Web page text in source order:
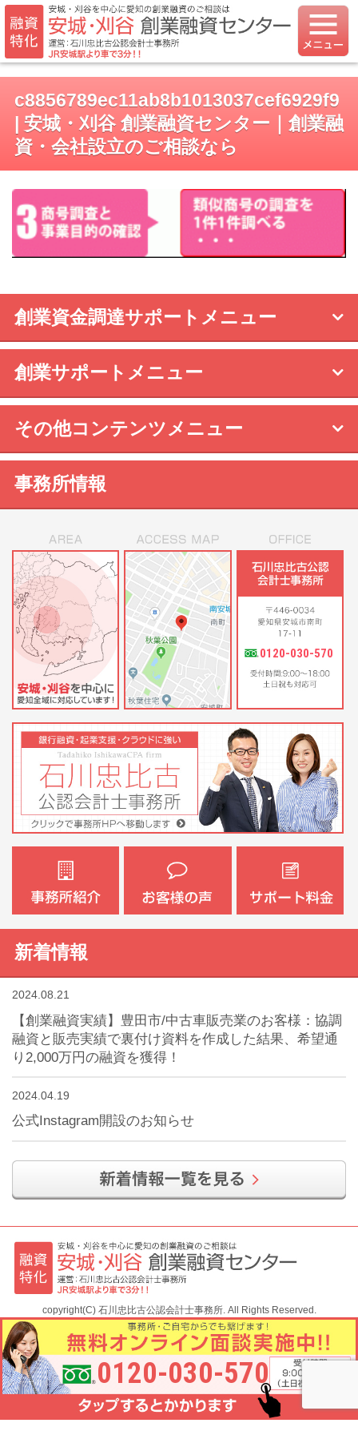
c8856789ec11ab8b1013037cef6929f9
| 安城・刈谷 創業融資センター｜創業融
資・会社設立のご相談なら
創業資金調達サポートメニュー
創業サポートメニュー
その他コンテンツメニュー
事務所情報
0120-030-570
新着情報
2024.08.21
【創業融資実績】豊田市/中古車販売業のお客様：協調
融資と販売実績で裏付け資料を作成した結果、希望通
り2,000万円の融資を獲得！
2024.04.19
公式Instagram開設のお知らせ
0120-030-570
copyright(C) 石川忠比古公認会計士事務所. All Rights Reserved.
モバイル PC